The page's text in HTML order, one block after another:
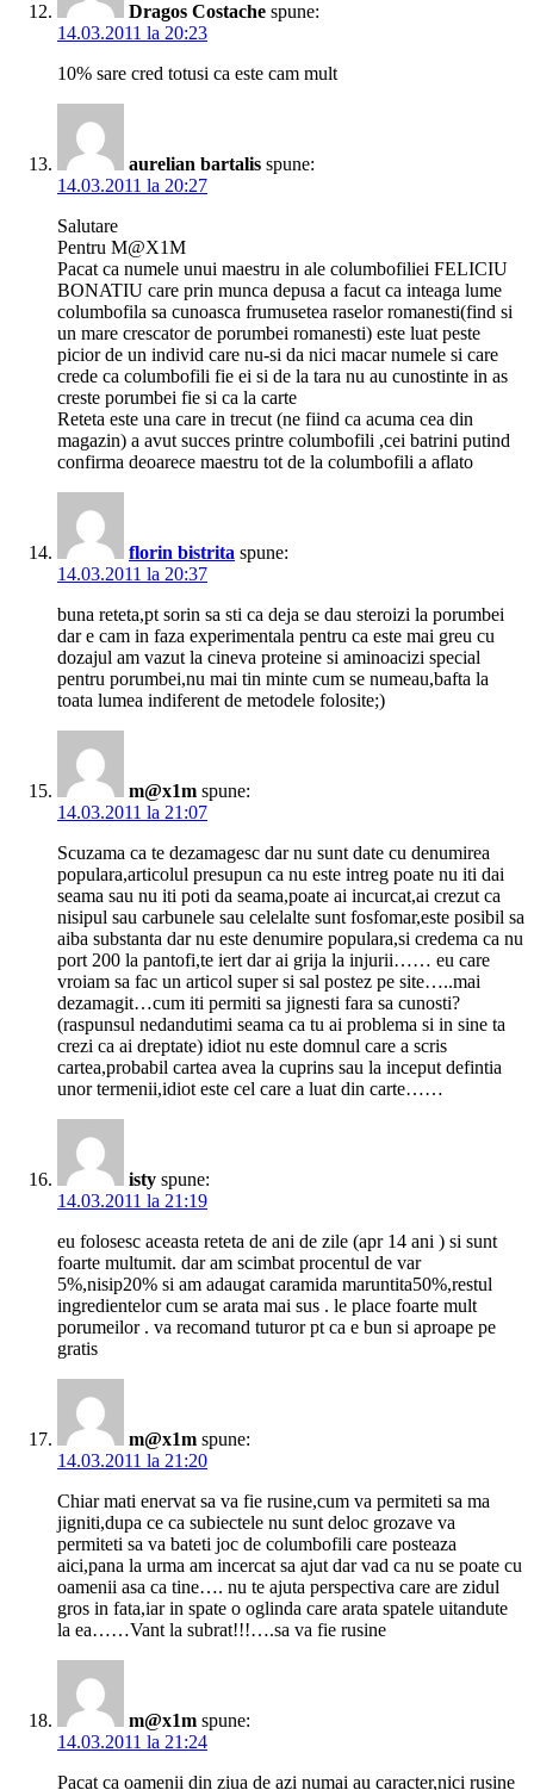
Dragos Costache spune:
14.03.2011 la 20:23
10% sare cred totusi ca este cam mult
aurelian bartalis spune:
14.03.2011 la 20:27
Salutare
Pentru M@X1M
Pacat ca numele unui maestru in ale columbofiliei FELICIU
BONATIU care prin munca depusa a facut ca inteaga lume
columbofila sa cunoasca frumusetea raselor romanesti(find si
un mare crescator de porumbei romanesti) este luat peste
picior de un individ care nu-si da nici macar numele si care
crede ca columbofili fie ei si de la tara nu au cunostinte in as
creste porumbei fie si ca la carte
Reteta este una care in trecut (ne fiind ca acuma cea din
magazin) a avut succes printre columbofili ,cei batrini putind
confirma deoarece maestru tot de la columbofili a aflato
florin bistrita spune:
14.03.2011 la 20:37
buna reteta,pt sorin sa sti ca deja se dau steroizi la porumbei
dar e cam in faza experimentala pentru ca este mai greu cu
dozajul am vazut la cineva proteine si aminoacizi special
pentru porumbei,nu mai tin minte cum se numeau,bafta la
toata lumea indiferent de metodele folosite;)
m@x1m spune:
14.03.2011 la 21:07
Scuzama ca te dezamagesc dar nu sunt date cu denumirea
populara,articolul presupun ca nu este intreg poate nu iti dai
seama sau nu iti poti da seama,poate ai incurcat,ai crezut ca
nisipul sau carbunele sau celelalte sunt fosfomar,este posibil sa
aiba substanta dar nu este denumire populara,si credema ca nu
port 200 la pantofi,te iert dar ai grija la injurii…… eu care
vroiam sa fac un articol super si sal postez pe site…..mai
dezamagit…cum iti permiti sa jignesti fara sa cunosti?
(raspunsul nedandutimi seama ca tu ai problema si in sine ta
crezi ca ai dreptate) idiot nu este domnul care a scris
cartea,probabil cartea avea la cuprins sau la inceput defintia
unor termenii,idiot este cel care a luat din carte……
isty spune:
14.03.2011 la 21:19
eu folosesc aceasta reteta de ani de zile (apr 14 ani ) si sunt
foarte multumit. dar am scimbat procentul de var
5%,nisip20% si am adaugat caramida maruntita50%,restul
ingredientelor cum se arata mai sus . le place foarte mult
porumeilor . va recomand tuturor pt ca e bun si aproape pe
gratis
m@x1m spune:
14.03.2011 la 21:20
Chiar mati enervat sa va fie rusine,cum va permiteti sa ma
jigniti,dupa ce ca subiectele nu sunt deloc grozave va
permiteti sa va bateti joc de columbofili care posteaza
aici,pana la urma am incercat sa ajut dar vad ca nu se poate cu
oamenii asa ca tine…. nu te ajuta perspectiva care are zidul
gros in fata,iar in spate o oglinda care arata spatele uitandute
la ea……Vant la subrat!!!….sa va fie rusine
m@x1m spune:
14.03.2011 la 21:24
Pacat ca oamenii din ziua de azi numai au caracter,nici rusine